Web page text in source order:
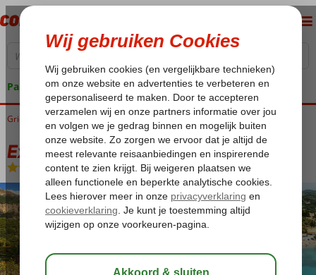
Pakketgarantie
Home
Griekenland Corfu Excursiereis Corfu Excursiereis Corfu*
Excursiereis Corfu*
Logies-Hotel